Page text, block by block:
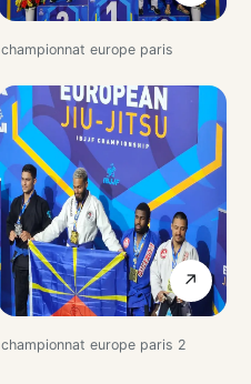
championnat europe paris
↗
championnat europe paris 2